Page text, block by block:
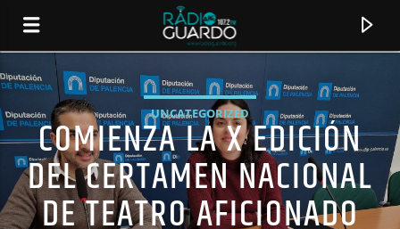
UNCATEGORIZED
COMIENZA LA X EDICIÓN
DEL CERTAMEN NACIONAL
DE TEATRO AFICIONADO